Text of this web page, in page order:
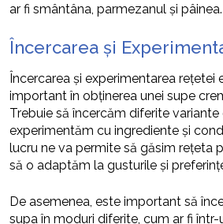
ar fi smântâna, parmezanul și pâinea.
Încercarea și
Încercarea și experimentarea rețetei
important în obținerea unei supe
Trebuie să încercăm diferite variante
experimentăm cu ingrediente și
lucru ne va permite să găsim rețeta
să o adaptăm la gusturile și
De asemenea, este important să
supa în moduri diferite, cum ar fi